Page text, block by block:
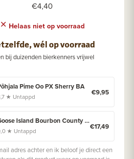
€4,40
Helaas niet op voorraad
wél op voorraad
bij duizenden bierkenners vrijwel
Pime Oo PX Sherry BA
★ Untappd €9,95
Goose Island Bourbon County Brand Stout (2019)
★ Untappd €17,49
adres achter en ik beloof je direct een